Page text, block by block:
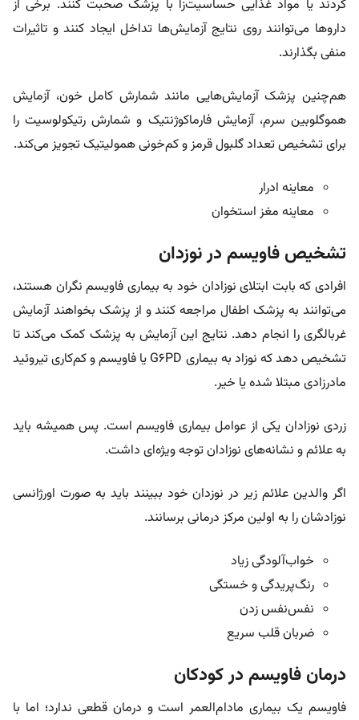
کردند یا مواد غذایی حساسیت‌زا با پزشک صحبت کنند. برخی از
داروها می‌توانند روی نتایج آزمایش‌ها تداخل ایجاد کنند و تاثیرات
منفی بگذارند.
هم‌چنین پزشک آزمایش‌هایی مانند شمارش کامل خون، آزمایش
هموگلوبین سرم، آزمایش فارماکوژنتیک و شمارش رتیکولوسیت را
برای تشخیص تعداد گلبول قرمز و کم‌خونی همولیتیک تجویز می‌کند.
معاینه ادرار
معاینه مغز استخوان
تشخیص فاویسم در نوزدان
افرادی که بابت ابتلای نوزادان خود به بیماری فاویسم نگران هستند،
می‌توانند به پزشک اطفال مراجعه کنند و از پزشک بخواهند آزمایش
غربالگری را انجام دهد. نتایج این آزمایش به پزشک کمک می‌کند تا
تشخیص دهد که نوزاد به بیماری G6PD یا فاویسم و کم‌کاری تیروئید
مادرزادی مبتلا شده یا خیر.
زردی نوزادان یکی از عوامل بیماری فاویسم است. پس همیشه باید
به علائم و نشانه‌های نوزادان توجه ویژه‌ای داشت.
اگر والدین علائم زیر در نوزدان خود ببینند باید به صورت اورژانسی
نوزادشان را به اولین مرکز درمانی برسانند.
خواب‌آلودگی زیاد
رنگ‌پریدگی و خستگی
نفس‌نفس زدن
ضربان قلب سریع
درمان فاویسم در کودکان
فاویسم یک بیماری مادام‌العمر است و درمان قطعی ندارد؛ اما با